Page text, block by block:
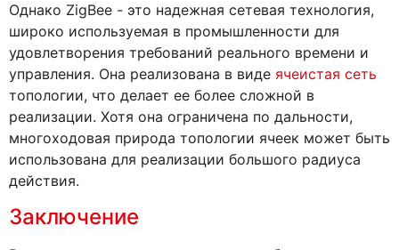
Однако ZigBee - это надежная сетевая технология,
широко используемая в промышленности для
удовлетворения требований реального времени и
управления. Она реализована в виде ячеистая сеть
топологии, что делает ее более сложной в
реализации. Хотя она ограничена по дальности,
многоходовая природа топологии ячеек может быть
использована для реализации большого радиуса
действия.
Заключение